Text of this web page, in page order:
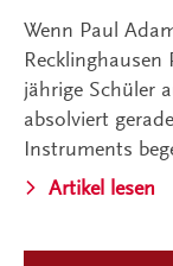
Wenn Paul
jährige Schüler
absolviert
Instruments
Artikel lesen